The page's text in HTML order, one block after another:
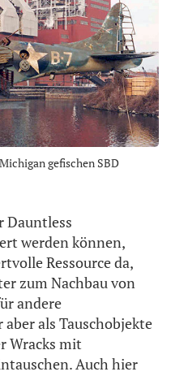
gefischen SBD
Dauntless
werden können,
Ressource da,
zum Nachbau von
andere
als Tauschobjekte
Wracks mit
Auch hier